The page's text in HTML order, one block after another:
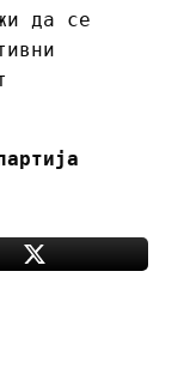
да се